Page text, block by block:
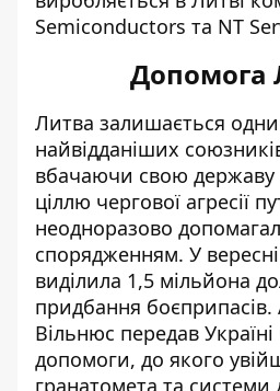
Semiconductors та NT
Допомога
Литва залишається
найвідданіших
вбачаючи свою державу
ціллю чергової агресії
неодноразово
спорядженням. У
виділила 1,5 мільйона
придбання
Вільнюс передав
допомоги, до якого
гранатомета та системи